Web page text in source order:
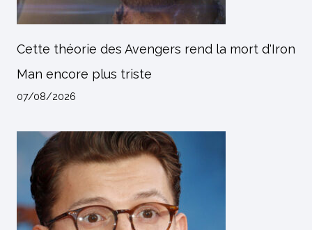
Cette théorie des Avengers rend la mort d'Iron
Man encore plus triste
07/08/2026